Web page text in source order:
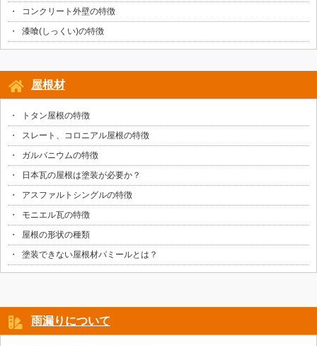
コンクリート外壁の特徴
漆喰(しっくい)の特徴
屋根材
トタン屋根の特徴
スレート、コロニアル屋根の特徴
ガルバニウムの特徴
日本瓦の屋根は塗装が必要か？
アスファルトシングルの特徴
モニエル瓦の特徴
屋根の形状の種類
塗装できない屋根材パミールとは？
雨漏りについて